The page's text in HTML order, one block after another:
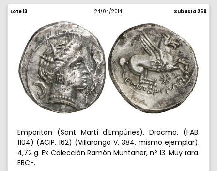
Lote 13 24/04/2014 Subasta 259
Emporiton (Sant Martí d'Empúries). Dracma. (FAB.
1104) (ACIP. 162) (Villaronga V, 384, mismo ejemplar).
4,72 g. Ex Colección Ramón Muntaner, nº 13. Muy rara.
EBC-.